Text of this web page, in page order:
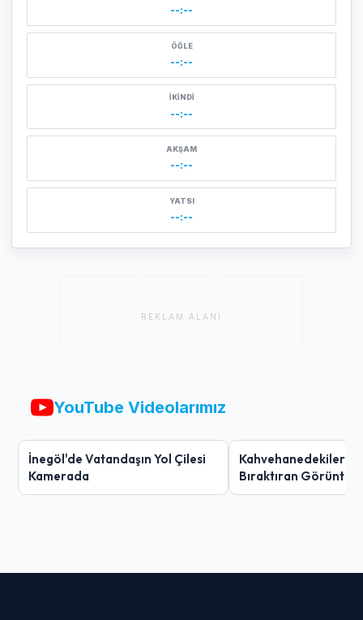
--:--
ÖĞLE
--:--
İKINDI
--:--
AKŞAM
--:--
YATSI
--:--
REKLAM ALANI
YouTube Videolarımız
İnegöl'de Vatandaşın Yol Çilesi
Kamerada
Kahvehanedekiler
Bıraktıran Görüntü!